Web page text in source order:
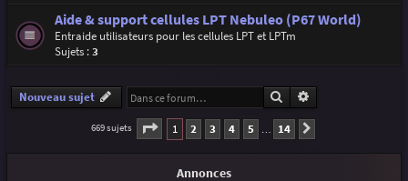
Aide & support cellules LPT Nebuleo (P67 World)
Entraide utilisateurs pour les cellules LPT et LPTm
Sujets :3
Nouveau sujet Rechercher
669 sujets Page 1sur 14
1 2 3 4 5 … 14
Annonces